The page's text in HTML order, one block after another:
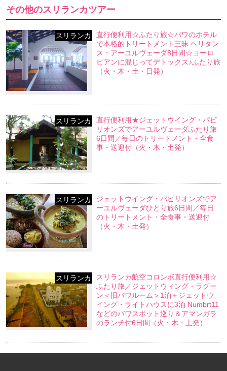
その他のスリランカツアー
スリランカ
直行便利用☆ふたり旅☆バワのホテル
で本格的トリートメント三昧 ヘリタン
ス・アーユルヴェーダ8日間☆ヨーロ
ピアンに混じってデトックス♪ふたり旅
（火・木・土・日発）
スリランカ
直行便利用★ジェットウイング・パビ
リオンズでアーユルヴェーダふたり旅
6日間／毎日のトリートメント・全食
事・送迎付（火・木・土発）
スリランカ
ジェットウイング・パビリオンズでア
ーユルヴェーダひとり旅6日間／毎日
のトリートメント・全食事・送迎付
（火・木・土発）
スリランカ
スリランカ航空コロンボ直行便利用☆
ふたり旅／ジェットウィング・ラグー
ン＜旧バワルーム＞1泊＋ジェットウ
イング・ライトハウスに3泊 Numbrt11
などのバワスポット巡り＆アマンガラ
のランチ付6日間（火・木・土発）